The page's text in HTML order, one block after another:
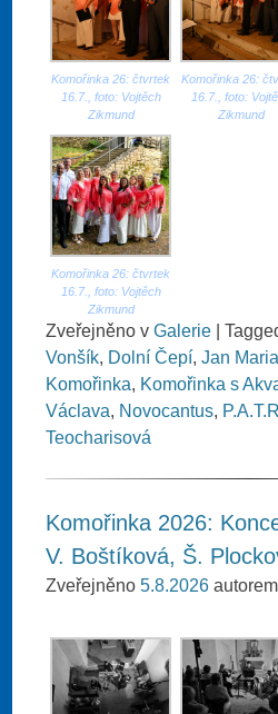
Komořinka 26: čtvrtek
16.7., foto: Vojtěch
Zikmund
Komořinka 26:
16.7., foto:
Zikmund
Komořinka 26: čtvrtek
16.7., foto: Vojtěch
Zikmund
Zveřejněno vGalerie |
Vonšík, Dolní Čepí,Jan
Komořinka, Komořinka s
Václava, Novocantus,
Teocharisová
Komořinka 2026:
V. Boštíková, Š.
Zveřejněno5.8.2026